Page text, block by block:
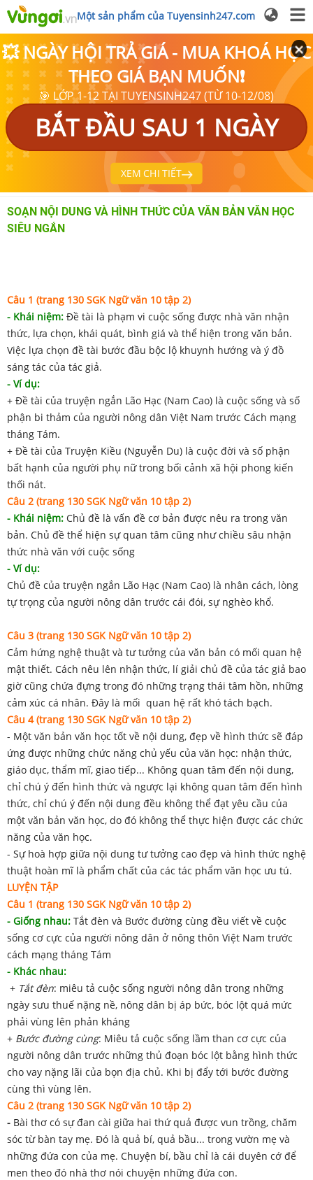
Một sản phẩm của Tuyensinh247.com
💥 NGÀY HỘI TRẢ GIÁ - MUA KHOÁ HỌC
THEO GIÁ BẠN MUỐN❗
🎯 LỚP 1-12 TẠI TUYENSINH247 (TỪ 10-12/08)
BẮT ĐẦU SAU 1 NGÀY
XEM CHI TIẾT
SOẠN NỘI DUNG VÀ HÌNH THỨC CỦA VĂN BẢN VĂN HỌC
SIÊU NGẮN
Câu 1 (trang 130 SGK Ngữ văn 10 tập 2)
- Khái niệm: Đề tài là phạm vi cuộc sống được nhà văn nhận
thức, lựa chọn, khái quát, bình giá và thể hiện trong văn bản.
Việc lựa chọn đề tài bước đầu bộc lộ khuynh hướng và ý đồ
sáng tác của tác giả.
- Ví dụ:
+ Đề tài của truyện ngắn Lão Hạc (Nam Cao) là cuộc sống và số
phận bi thảm của người nông dân Việt Nam trước Cách mạng
tháng Tám.
+ Đề tài của Truyện Kiều (Nguyễn Du) là cuộc đời và số phận
bất hạnh của người phụ nữ trong bối cảnh xã hội phong kiến
thối nát.
Câu 2 (trang 130 SGK Ngữ văn 10 tập 2)
- Khái niệm: Chủ đề là vấn đề cơ bản được nêu ra trong văn
bản. Chủ đề thể hiện sự quan tâm cũng như chiều sâu nhận
thức nhà văn với cuộc sống
- Ví dụ:
Chủ đề của truyện ngắn Lão Hạc (Nam Cao) là nhân cách, lòng
tự trọng của người nông dân trước cái đói, sự nghèo khổ.
Câu 3 (trang 130 SGK Ngữ văn 10 tập 2)
Cảm hứng nghệ thuật và tư tưởng của văn bản có mối quan hệ
mật thiết. Cách nêu lên nhận thức, lí giải chủ đề của tác giả bao
giờ cũng chứa đựng trong đó những trạng thái tâm hồn, những
cảm xúc cá nhân. Đây là mối quan hệ rất khó tách bạch.
Câu 4 (trang 130 SGK Ngữ văn 10 tập 2)
- Một văn bản văn học tốt về nội dung, đẹp về hình thức sẽ đáp
ứng được những chức năng chủ yếu của văn học: nhận thức,
giáo dục, thẩm mĩ, giao tiếp... Không quan tâm đến nội dung,
chỉ chú ý đến hình thức và ngược lại không quan tâm đến hình
thức, chỉ chú ý đến nội dung đều không thể đạt yêu cầu của
một văn bản văn học, do đó không thể thực hiện được các chức
năng của văn học.
- Sự hoà hợp giữa nội dung tư tưởng cao đẹp và hình thức nghệ
thuật hoàn mĩ là phẩm chất của các tác phẩm văn học ưu tú.
LUYỆN TẬP
Câu 1 (trang 130 SGK Ngữ văn 10 tập 2)
- Giống nhau: Tắt đèn và Bước đường cùng đều viết về cuộc
sống cơ cực của người nông dân ở nông thôn Việt Nam trước
cách mạng tháng Tám
- Khác nhau:
+ Tắt đèn: miêu tả cuộc sống người nông dân trong những
ngày sưu thuế nặng nề, nông dân bị áp bức, bóc lột quá mức
phải vùng lên phản kháng
+ Bước đường cùng: Miêu tả cuộc sống lầm than cơ cực của
người nông dân trước những thủ đoạn bóc lột bằng hình thức
cho vay nặng lãi của bọn địa chủ. Khi bị đẩy tới bước đường
cùng thì vùng lên.
Câu 2 (trang 130 SGK Ngữ văn 10 tập 2)
- Bài thơ có sự đan cài giữa hai thứ quả được vun trồng, chăm
sóc từ bàn tay mẹ. Đó là quả bí, quả bầu... trong vườn mẹ và
những đứa con của mẹ. Chuyện bí, bầu chỉ là cái duyên cớ để
men theo đó nhà thơ nói chuyện những đứa con.